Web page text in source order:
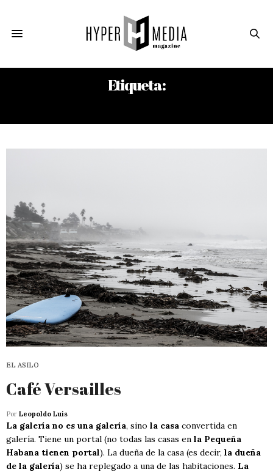
Etiqueta:
EL ASILO
Café Versailles
Por Leopoldo Luis
La galería no es una galería, sino la casa convertida en
galería. Tiene un portal (no todas las casas en la Pequeña
Habana tienen portal). La dueña de la casa (es decir, la dueña
de la galería) se ha replegado a una de las habitaciones. La